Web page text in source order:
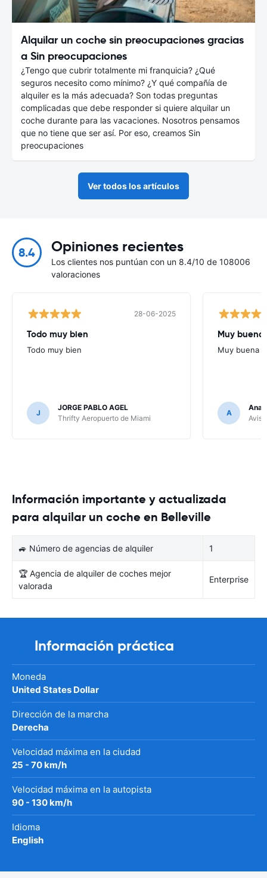
Alquilar un coche sin preocupaciones gracias
a Sin preocupaciones
¿Tengo que cubrir totalmente mi franquicia? ¿Qué
seguros necesito como mínimo? ¿Y qué compañía de
alquiler es la más adecuada? Son todas preguntas
complicadas que debe responder si quiere alquilar un
coche durante para las vacaciones. Nosotros pensamos
que no tiene que ser así. Por eso, creamos Sin
preocupaciones
Ver todos los artículos
8.4 Opiniones recientes
Los clientes nos puntúan con un 8.4/10 de 108006
valoraciones
28-06-2025
Todo muy bien
Todo muy bien
J
JORGE PABLO AGEL
Thrifty Aeropuerto de Miami
Muy buena
Muy buena
A
Ana
Avis
Información importante y actualizada
para alquilar un coche en Belleville
🚙 Número de agencias de alquiler 1
🏆 Agencia de alquiler de coches mejor
valorada
Enterprise
Información práctica
Moneda
United States Dollar
Dirección de la marcha
Derecha
Velocidad máxima en la ciudad
25 - 70 km/h
Velocidad máxima en la autopista
90 - 130 km/h
Idioma
English